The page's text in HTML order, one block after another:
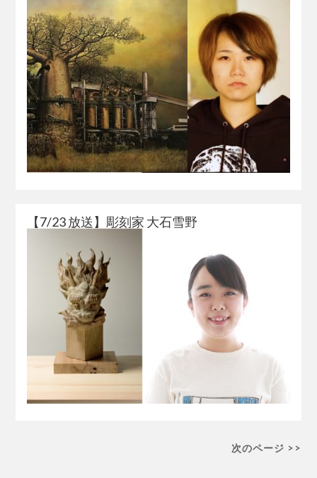
【7/23 放送】彫刻家 大石雪野
次のページ >>